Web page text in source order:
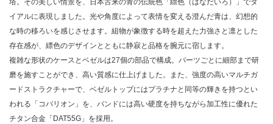
塔。その美しい情景を、日本古来の青の伝統色「縹色（はなだいろ）」でダ
イアルに表現しました。光や角度によって表情を変える澄んだ青は、幻想的
な時の移ろいを感じさせます。組物が象徴する時を超えた力強さと凛とした
存在感が、縹色のデザインとともに静寂と品格を腕元に宿します。
複雑な形状のケースとベゼルは27個の部品で構成。パーツごとに細部まで研
磨を施すことができ、高い質感に仕上げました。また、強度の高いマルチガ
ードストラクチャーで、ベゼルトップにはプラチナと同等の輝きを持つとい
われる「コバリオン」を、バンドには高い硬度を持ちながら加工性に優れた
チタン合金「DAT55G」を採用。